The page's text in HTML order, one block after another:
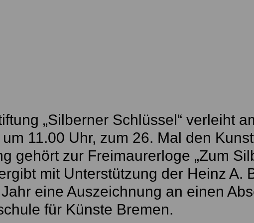
„Silberner Schlüssel“ verleiht
11.00 Uhr, zum 26. Mal den
gehört zur Freimaurerloge „Zum
mit Unterstützung der Heinz A.
eine Auszeichnung an einen
für Künste Bremen.